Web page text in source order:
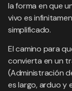
la forma en que
vivo es
simplificado.
El camino para
convierta en un
(Administración
es largo, arduo y